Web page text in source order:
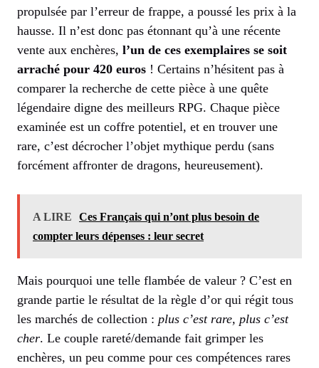
propulsée par l’erreur de frappe, a poussé les prix à la
hausse. Il n’est donc pas étonnant qu’à une récente
vente aux enchères, l’un de ces exemplaires se soit
arraché pour 420 euros ! Certains n’hésitent pas à
comparer la recherche de cette pièce à une quête
légendaire digne des meilleurs RPG. Chaque pièce
examinée est un coffre potentiel, et en trouver une
rare, c’est décrocher l’objet mythique perdu (sans
forcément affronter de dragons, heureusement).
A LIRE
Ces Français qui n’ont plus besoin de
compter leurs dépenses : leur secret
Mais pourquoi une telle flambée de valeur ? C’est en
grande partie le résultat de la règle d’or qui régit tous
les marchés de collection : plus c’est rare, plus c’est
cher. Le couple rareté/demande fait grimper les
enchères, un peu comme pour ces compétences rares